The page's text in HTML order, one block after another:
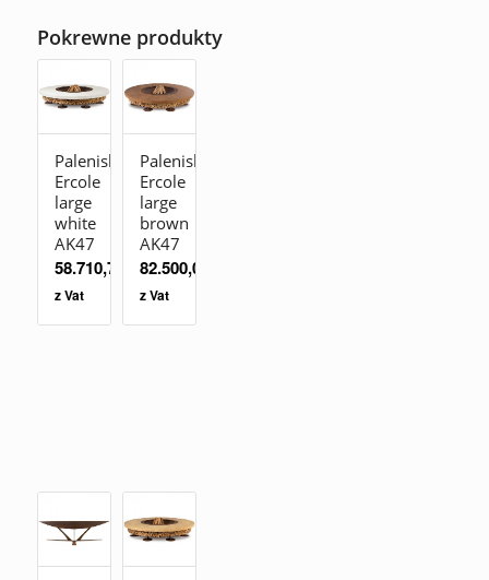
Pokrewne produkty
Palenisko
Ercole
large
white
AK47
58.710,70
z Vat
Palenisko
Ercole
large
brown
AK47
82.500,00
z Vat